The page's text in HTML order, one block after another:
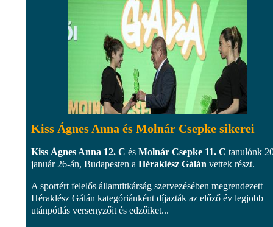
Kiss Ágnes Anna és Molnár Csepke sikerei
Kiss Ágnes Anna 12. C és Molnár Csepke 11. C tanulónk
január 26-án, Budapesten a Héraklész Gálán vettek részt.
A sportért felelős államtitkárság szervezésében megrendezett
Héraklész Gálán kategóriánként díjazták az előző év legjobb
utánpótlás versenyzőit és edzőiket...